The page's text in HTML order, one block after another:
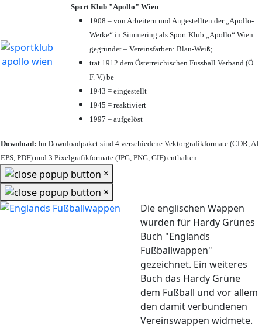
Sport Klub "Apollo" Wien
1908 – von Arbeitern und Angestellten der „Apollo-
Werke“ in Simmering als Sport Klub „Apollo“ Wien
gegründet – Vereinsfarben: Blau-Weiß;
trat 1912 dem Österreichischen Fussball Verband (Ö.
F. V.) be
1943 = eingestellt
1945 = reaktiviert
1997 = aufgelöst
Download: Im Downloadpaket sind 4 verschiedene Vektorgrafikformate (CDR, AI
EPS, PDF) und 3 Pixelgrafikformate (JPG, PNG, GIF) enthalten.
×
×
Die englischen Wappen
wurden für Hardy Grünes
Buch "Englands
Fußballwappen"
gezeichnet. Ein weiteres
Buch das Hardy Grüne
dem Fußball und vor allem
den damit verbundenen
Vereinswappen widmete.